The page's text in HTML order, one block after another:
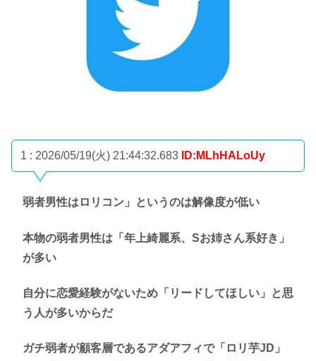
1 : 2026/05/19(火) 21:44:32.683 ID:MLhHALoUy
弱者男性はロリコン」というのは解像度が低い
本物の弱者男性は「年上綺麗系、Sお姉さん系好き」
が多い
自分に恋愛経験がないため「リードしてほしい」と思
う人が多いからだ
ガチ弱者が顧客層であるアダアフィで「ロリ芋JD」